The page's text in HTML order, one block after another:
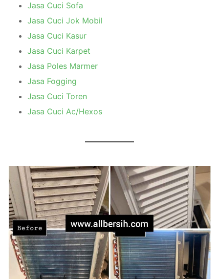
Jasa Cuci Sofa
Jasa Cuci Jok Mobil
Jasa Cuci Kasur
Jasa Cuci Karpet
Jasa Poles Marmer
Jasa Fogging
Jasa Cuci Toren
Jasa Cuci Ac/Hexos